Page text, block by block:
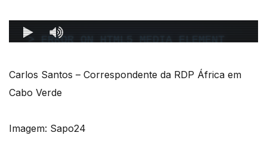
Carlos Santos – Correspondente da RDP África em
Cabo Verde
Imagem: Sapo24